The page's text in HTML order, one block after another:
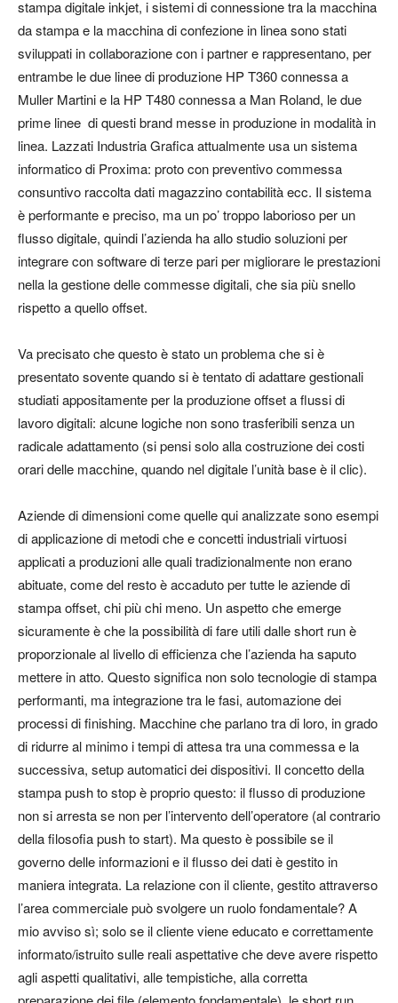
stampa digitale inkjet, i sistemi di connessione tra la macchina
da stampa e la macchina di confezione in linea sono stati
sviluppati in collaborazione con i partner e rappresentano, per
entrambe le due linee di produzione HP T360 connessa a
Muller Martini e la HP T480 connessa a Man Roland, le due
prime linee di questi brand messe in produzione in modalità in
linea. Lazzati Industria Grafica attualmente usa un sistema
informatico di Proxima: proto con preventivo commessa
consuntivo raccolta dati magazzino contabilitàecc. Il sistema
è performante e preciso, ma un po’ troppo laborioso per un
flusso digitale, quindi l’azienda ha allo studio soluzioni per
integrare con software di terze pari per migliorare le prestazioni
nella la gestione delle commesse digitali, che sia più snello
rispetto a quello offset.
Va precisato che questo è stato un problema che si è
presentato sovente quando si è tentato di adattare gestionali
studiati appositamente per la produzione offset a flussi di
lavoro digitali: alcune logiche non sono trasferibili senza un
radicale adattamento (si pensi solo alla costruzione dei costi
orari delle macchine, quando nel digitale l’unità base è il clic).
Aziende di dimensioni come quelle qui analizzate sono esempi
di applicazione di metodi che e concetti industriali virtuosi
applicati a produzioni alle quali tradizionalmente non erano
abituate, come del resto è accaduto per tutte le aziende di
stampa offset, chi più chi meno. Un aspetto che emerge
sicuramente è che la possibilità di fare utili dalle short run è
proporzionale al livello di efficienza che l’azienda ha saputo
mettere in atto. Questo significa non solo tecnologie di stampa
performanti, ma integrazione tra le fasi, automazione dei
processi di finishing. Macchine che parlano tra di loro, in grado
di ridurre al minimo i tempi di attesa tra una commessa e la
successiva, setup automatici dei dispositivi. Il concetto della
stampapush to stopè proprio questo: il flusso di produzione
non si arresta se non per l’intervento dell’operatore (al contrario
della filosofiapush to start). Ma questo è possibile se il
governo delle informazioni e il flusso dei dati è gestito in
maniera integrata. La relazione con il cliente, gestito attraverso
l’area commerciale può svolgere un ruolo fondamentale? A
mio avviso sì; solo se il cliente vieneeducatoe correttamente
informato/istruito sulle reali aspettative che deve avere rispetto
agli aspetti qualitativi, alle tempistiche, alla corretta